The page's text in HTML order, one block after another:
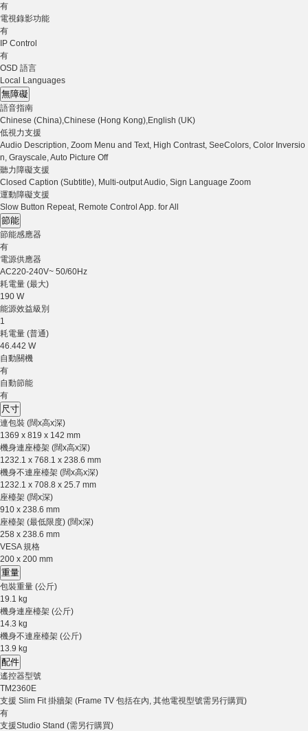
有
電視錄影功能
有
IP Control
有
OSD 語言
Local Languages
無障礙
語音指南
Chinese (China),Chinese (Hong Kong),English (UK)
低視力支援
Audio Description, Zoom Menu and Text, High Contrast, SeeColors, Color Inversio
n, Grayscale, Auto Picture Off
聽力障礙支援
Closed Caption (Subtitle), Multi-output Audio, Sign Language Zoom
運動障礙支援
Slow Button Repeat, Remote Control App. for All
節能
節能感應器
有
電源供應器
AC220-240V~ 50/60Hz
耗電量 (最大)
190 W
能源效益級別
1
耗電量 (普通)
46.442 W
自動關機
有
自動節能
有
尺寸
連包裝 (闊x高x深)
1369 x 819 x 142 mm
機身連座檯架 (闊x高x深)
1232.1 x 768.1 x 238.6 mm
機身不連座檯架 (闊x高x深)
1232.1 x 708.8 x 25.7 mm
座檯架 (闊x深)
910 x 238.6 mm
座檯架 (最低限度) (闊x深)
258 x 238.6 mm
VESA 規格
200 x 200 mm
重量
包裝重量 (公斤)
19.1 kg
機身連座檯架 (公斤)
14.3 kg
機身不連座檯架 (公斤)
13.9 kg
配件
遙控器型號
TM2360E
支援 Slim Fit 掛牆架 (Frame TV 包括在內, 其他電視型號需另行購買)
有
支援Studio Stand (需另行購買)